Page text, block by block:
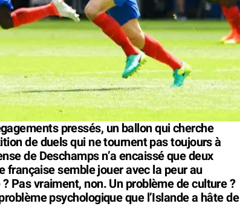
pressés, un ballon qui cherche
de duels qui ne tournent pas toujours à
de Deschamps n’a encaissé que deux
française semble jouer avec la peur au
Pas vraiment, non. Un problème de culture ?
psychologique que l’Islande a hâte de